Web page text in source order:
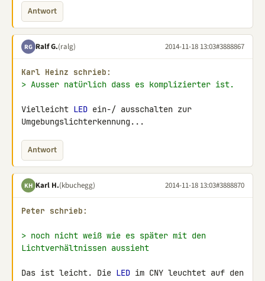
Antwort
RG Ralf G.(ralg) 2014-11-18 13:03#3888867
Karl Heinz schrieb:
> Ausser natürlich dass es komplizierter ist.
Vielleicht LED ein-/ ausschalten zur
Umgebungslichterkennung...
Antwort
KH Karl H.(kbuchegg) 2014-11-18 13:03#3888870
Peter schrieb:
> noch nicht weiß wie es später mit den
Lichtverhältnissen aussieht
Das ist leicht. Die LED im CNY leuchtet auf den